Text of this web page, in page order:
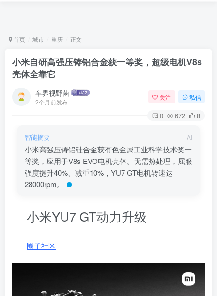
首页 城市 重庆 正文
小米自研高强压铸铝合金获一等奖，超级电机V8s
壳体全靠它
车界视野菌
2个月前发布
关注 私信
0 672 8
智能摘要 AI
小米高强压铸铝硅合金获有色金属工业科学技术奖一
等奖，应用于V8s EVO电机壳体。无需热处理，屈服
强度提升40%、减重10%，YU7 GT电机转速达
28000rpm。
小米YU7 GT动力升级
圈子社区
登录
没有账号？立即注册
用户名/手机号/邮箱
记住登录